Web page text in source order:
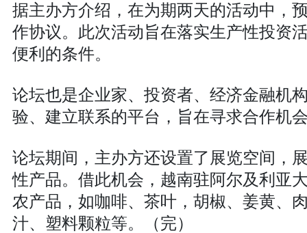
据主办方介绍，在为期两天的活动中，
作协议。此次活动旨在落实生产性投资
便利的条件。
论坛也是企业家、投资者、经济金融机
验、建立联系的平台，旨在寻求合作机
论坛期间，主办方还设置了展览空间，
性产品。借此机会，越南驻阿尔及利亚
农产品，如咖啡、茶叶，胡椒、姜黄、
汁、塑料颗粒等。（完）